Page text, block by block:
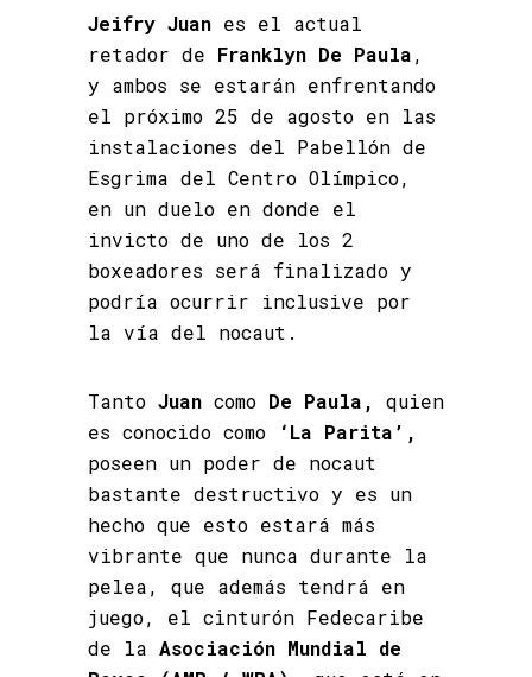
Jeifry Juan es el actual
retador de Franklyn De Paula,
y ambos se estarán enfrentando
el próximo 25 de agosto en las
instalaciones del Pabellón de
Esgrima del Centro Olímpico,
en un duelo en donde el
invicto de uno de los 2
boxeadores será finalizado y
podría ocurrir inclusive por
la vía del nocaut.
Tanto Juan como De Paula,
quien
es conocido como
‘La Parita’,
poseen un poder de nocaut
bastante destructivo y es un
hecho que esto estará más
vibrante que nunca durante la
pelea, que además tendrá en
juego, el cinturón Fedecaribe
de la Asociación Mundial de